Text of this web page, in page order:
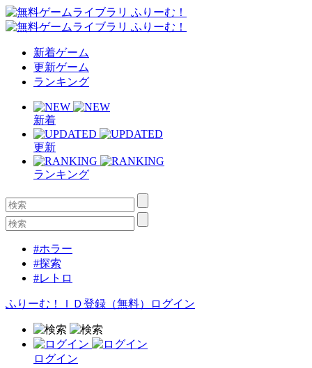
新着ゲーム
更新ゲーム
ランキング
新着
更新
ランキング
#ホラー
#探索
#レトロ
ふりーむ！ＩＤ登録（無料） ログイン
ログイン